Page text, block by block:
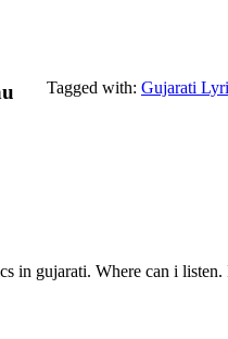
Tagged with: Gujarati
in gujarati. Where can i